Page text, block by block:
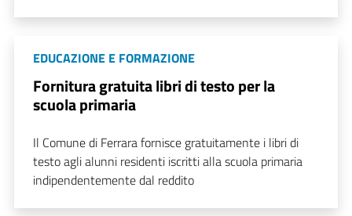
EDUCAZIONE E FORMAZIONE
Fornitura gratuita libri di testo per la
scuola primaria
Il Comune di Ferrara fornisce gratuitamente i libri di
testo agli alunni residenti iscritti alla scuola primaria
indipendentemente dal reddito